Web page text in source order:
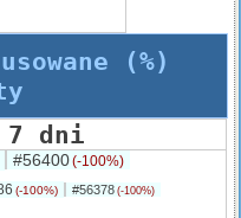
(%)
7 dni
#56400(-100%)
(-100%) #56378 (-100%)